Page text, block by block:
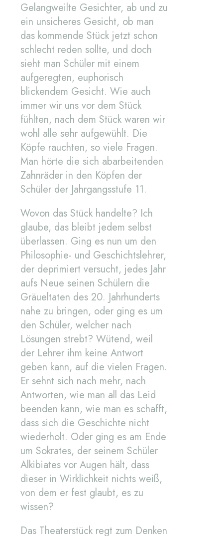
Gelangweilte Gesichter, ab und zu
ein unsicheres Gesicht, ob man
das kommende Stück jetzt schon
schlecht reden sollte, und doch
sieht man Schüler mit einem
aufgeregten, euphorisch
blickendem Gesicht. Wie auch
immer wir uns vor dem Stück
fühlten, nach dem Stück waren wir
wohl alle sehr aufgewühlt. Die
Köpfe rauchten, so viele Fragen.
Man hörte die sich abarbeitenden
Zahnräder in den Köpfen der
Schüler der Jahrgangsstufe 11.
Wovon das Stück handelte? Ich
glaube, das bleibt jedem selbst
überlassen. Ging es nun um den
Philosophie- und Geschichtslehrer,
der deprimiert versucht, jedes Jahr
aufs Neue seinen Schülern die
Gräueltaten des 20. Jahrhunderts
nahe zu bringen, oder ging es um
den Schüler, welcher nach
Lösungen strebt? Wütend, weil
der Lehrer ihm keine Antwort
geben kann, auf die vielen Fragen.
Er sehnt sich nach mehr, nach
Antworten, wie man all das Leid
beenden kann, wie man es schafft,
dass sich die Geschichte nicht
wiederholt. Oder ging es am Ende
um Sokrates, der seinem Schüler
Alkibiates vor Augen hält, dass
dieser in Wirklichkeit nichts weiß,
von dem er fest glaubt, es zu
wissen?
Das Theaterstück regt zum Denken